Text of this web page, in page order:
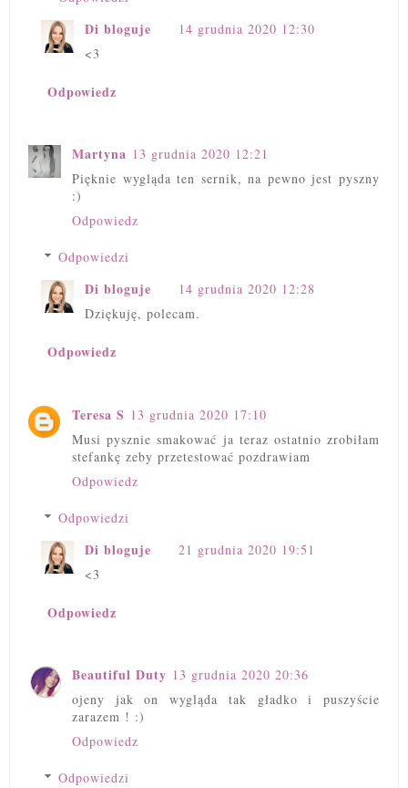
Di bloguje
14 grudnia 2020 12:30
<3
Odpowiedz
Martyna 13 grudnia 2020 12:21
Pięknie wygląda ten sernik, na pewno jest pyszny
:)
Odpowiedz
Odpowiedzi
Di bloguje
14 grudnia 2020 12:28
Dziękuję, polecam.
Odpowiedz
Teresa S 13 grudnia 2020 17:10
Musi pysznie smakować ja teraz ostatnio zrobiłam
stefankę zeby przetestować pozdrawiam
Odpowiedz
Odpowiedzi
Di bloguje
21 grudnia 2020 19:51
<3
Odpowiedz
Beautiful Duty 13 grudnia 2020 20:36
ojeny jak on wygląda tak gładko i puszyście
zarazem ! :)
Odpowiedz
Odpowiedzi